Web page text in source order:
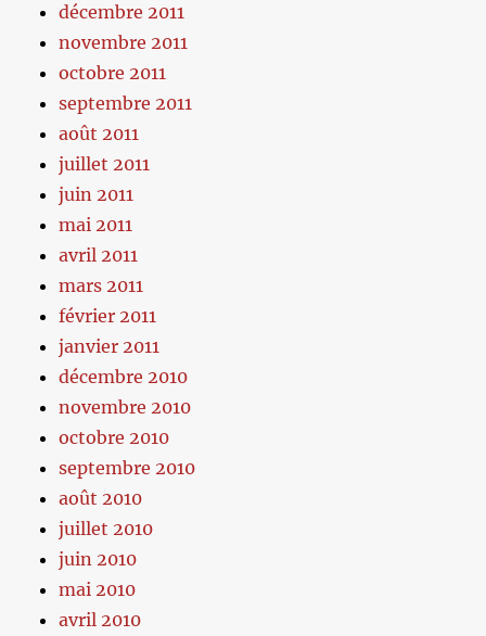
décembre 2011
novembre 2011
octobre 2011
septembre 2011
août 2011
juillet 2011
juin 2011
mai 2011
avril 2011
mars 2011
février 2011
janvier 2011
décembre 2010
novembre 2010
octobre 2010
septembre 2010
août 2010
juillet 2010
juin 2010
mai 2010
avril 2010